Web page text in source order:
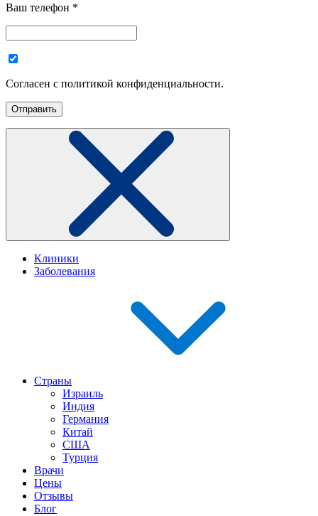
Ваш телефон *
Согласен с политикой конфиденциальности.
Клиники
Заболевания
Страны
Израиль
Индия
Германия
Китай
США
Турция
Врачи
Цены
Отзывы
Блог